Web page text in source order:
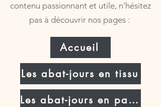
contenu passionnant et utile, n'hésitez
pas à découvrir nos pages :
Accueil
Les abat-jours en tissu
Les abat-jours en parchemin